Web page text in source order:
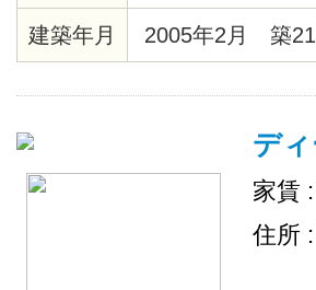
ース。 さらに 2
理好きの方には
建築年月 2005年2月 築
デ
家賃
住所